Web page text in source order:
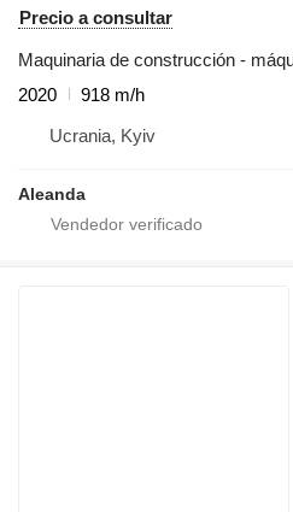
Precio a consultar
Maquinaria de construcción -
2020
918 m/h
Ucrania, Kyiv
Aleanda